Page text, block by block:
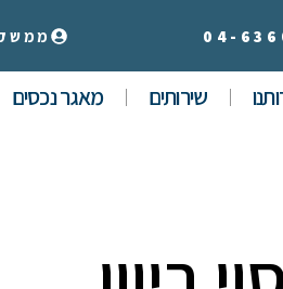
04-
שירותים מאגר נכסים